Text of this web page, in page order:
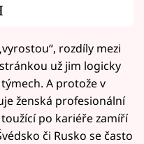
rozdíly mezi
už jim logicky
A protože v
ženská profesionální
po kariéře zamíří
či Rusko se často